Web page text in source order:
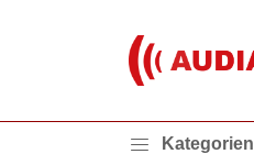
Kategorien